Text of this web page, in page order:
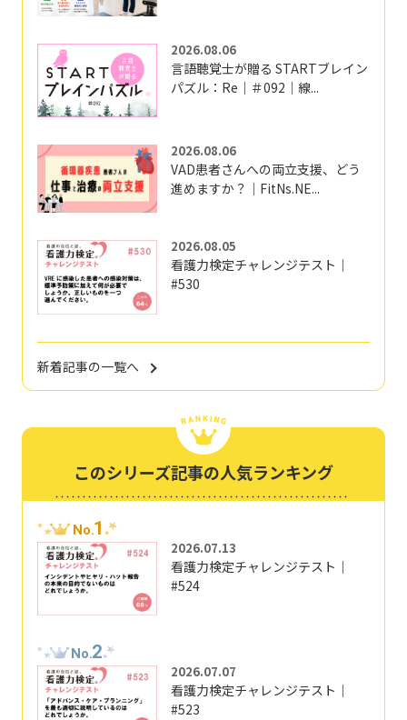
2026.08.06
言語聴覚士が贈る STARTブレイン
パズル：Re｜＃092｜線...
2026.08.06
VAD患者さんへの両立支援、どう
進めますか？｜FitNs.NE...
2026.08.05
看護力検定チャレンジテスト｜
#530
新着記事の一覧へ
このシリーズ記事の人気ランキング
No.1
2026.07.13
看護力検定チャレンジテスト｜
#524
No.2
2026.07.07
看護力検定チャレンジテスト｜
#523